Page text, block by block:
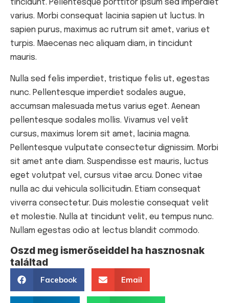
tincidunt. Pellentesque porttitor ipsum sed imperdiet
varius. Morbi consequat lacinia sapien ut luctus. In
sapien purus, maximus ac rutrum sit amet, varius et
turpis. Maecenas nec aliquam diam, in tincidunt
mauris.
Nulla sed felis imperdiet, tristique felis ut, egestas
nunc. Pellentesque imperdiet sodales augue,
accumsan malesuada metus varius eget. Aenean
pellentesque sodales mollis. Vivamus vel velit
cursus, maximus lorem sit amet, lacinia magna.
Pellentesque vulputate consectetur dignissim. Morbi
sit amet ante diam. Suspendisse est mauris, luctus
eget volutpat vel, cursus vitae arcu. Donec vitae
nulla ac dui vehicula sollicitudin. Etiam consequat
viverra consectetur. Duis molestie consequat velit
et molestie. Nulla at tincidunt velit, eu tempus nunc.
Nullam egestas odio at lectus blandit commodo.
Oszd meg ismerőseiddel ha hasznosnak
találtad
Facebook Email